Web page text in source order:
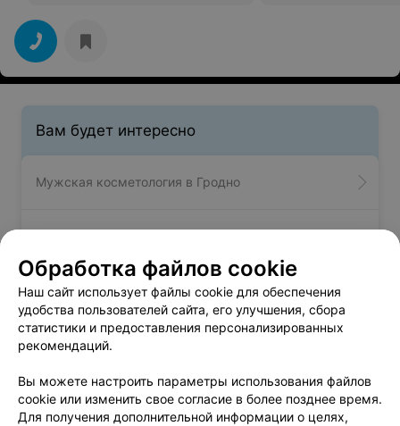
Вам будет интересно
Мужская косметология в Гродно
Плазмотерапия в Гродно
Инъекционная косметология -
цена в Гродно
Обработка файлов cookie
Наш сайт использует файлы cookie для обеспечения
удобства пользователей сайта, его улучшения, сбора
статистики и предоставления персонализированных
рекомендаций.
Вы можете настроить параметры использования файлов
cookie или изменить свое согласие в более позднее время.
Для получения дополнительной информации о целях,